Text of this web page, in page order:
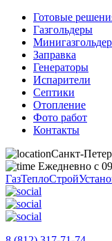
Готовые
Газгольдеры
Заправка
Генераторы
Испарители
Септики
Отопление
Фото работ
Контакты
Санкт-
Ежедневно с
ГазТеплоСтрой